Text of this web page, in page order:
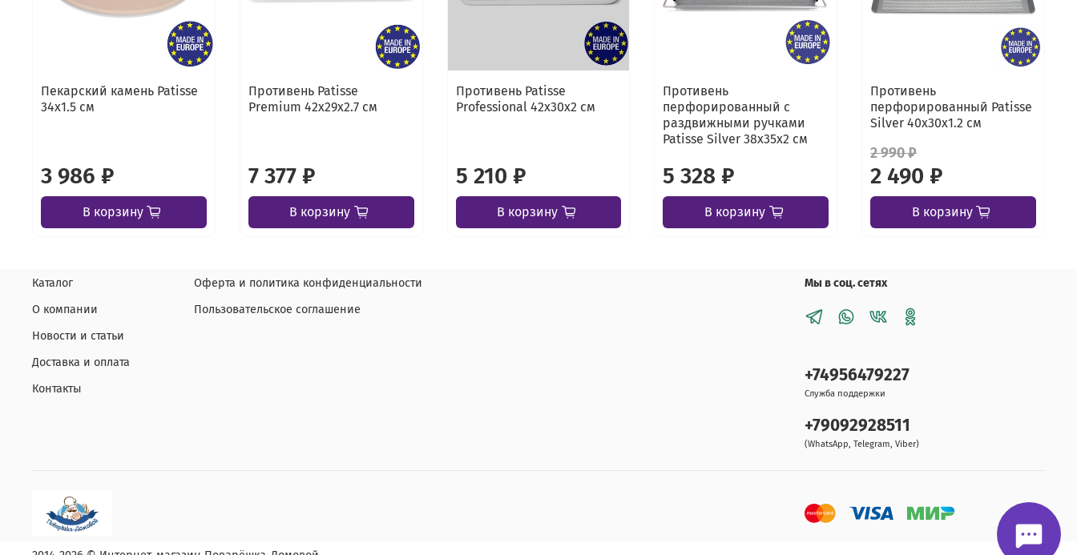
Пекарский камень Patisse
34х1.5 см
3 986 ₽
В корзину
Противень Patisse
Premium 42х29х2.7 см
7 377 ₽
В корзину
Противень Patisse
Professional 42х30х2 см
5 210 ₽
В корзину
Противень
перфорированный с
раздвижными ручками
Patisse Silver 38х35х2 см
5 328 ₽
В корзину
Противень
перфорированный Patisse
Silver 40х30х1.2 см
2 990 ₽
2 490 ₽
В корзину
Каталог
О компании
Новости и статьи
Доставка и оплата
Контакты
Оферта и политика конфиденциальности
Пользовательское соглашение
Мы в соц. сетях
+74956479227
Служба поддержки
+79092928511
(WhatsApp, Telegram, Viber)